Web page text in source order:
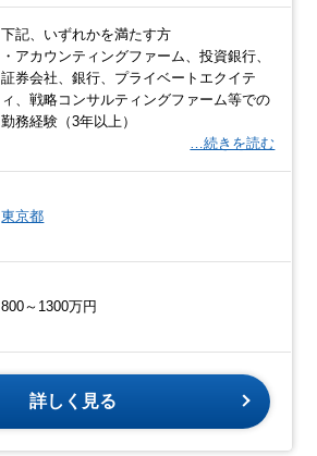
下記、いずれかを満たす方
・アカウンティングファーム、投資銀行、
証券会社、銀行、プライベートエクイテ
ィ、戦略コンサルティングファーム等での
勤務経験（3年以上）
…続きを読む
東京都
800～1300万円
詳しく見る